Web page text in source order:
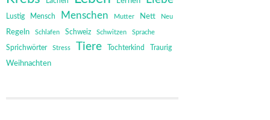
Lustig Mensch Menschen Mutter Nett Neu
Regeln Schlafen Schweiz Schwitzen Sprache
Sprichwörter Stress Tiere Tochterkind Traurig
Weihnachten